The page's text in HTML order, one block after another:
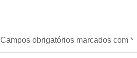
Campos obrigatórios marcados com *